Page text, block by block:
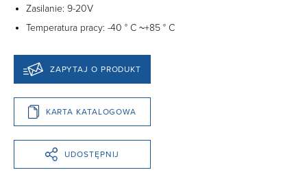
Zasilanie: 9-20V
Temperatura pracy: -40 ° C ~+85 ° C
ZAPYTAJ O PRODUKT
KARTA KATALOGOWA
UDOSTĘPNIJ